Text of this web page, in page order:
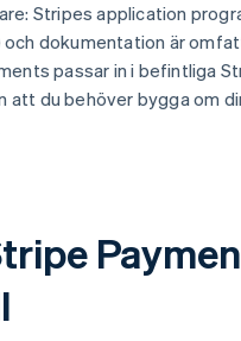
Stripes application
dokumentation är
passar in i befintliga
att du behöver bygga om